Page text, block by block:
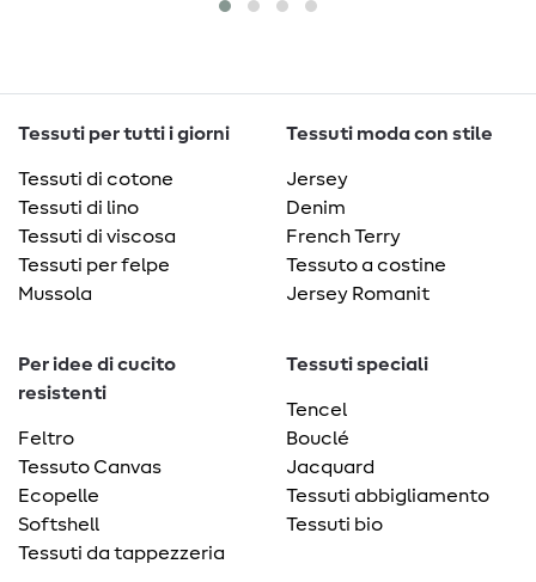
Tessuti per tutti i giorni
Tessuti di cotone
Tessuti di lino
Tessuti di viscosa
Tessuti per felpe
Mussola
Tessuti moda con stile
Jersey
Denim
French Terry
Tessuto a costine
Jersey Romanit
Per idee di cucito
resistenti
Feltro
Tessuto Canvas
Ecopelle
Softshell
Tessuti da tappezzeria
Tessuti speciali
Tencel
Bouclé
Jacquard
Tessuti abbigliamento
Tessuti bio